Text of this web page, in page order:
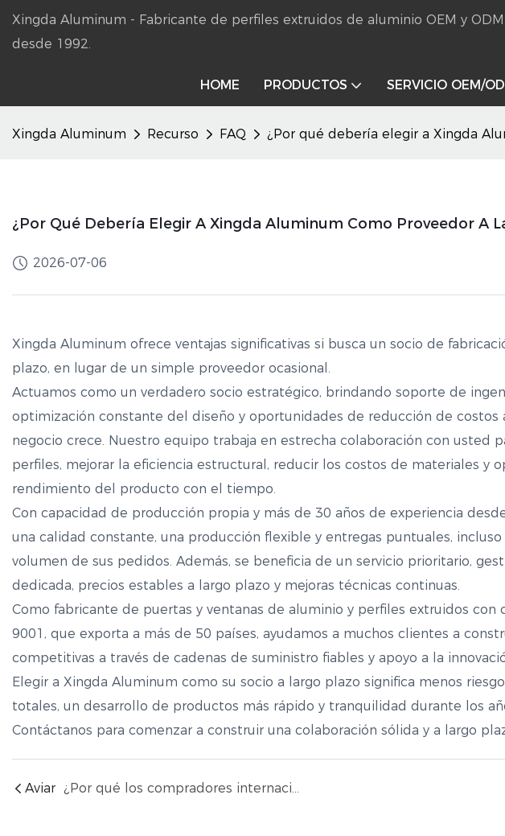
Xingda Aluminum - Fabricante de perfiles extruidos de aluminio OEM y ODM
desde 1992.
HOME PRODUCTOS SERVICIO OEM/
Xingda Aluminum Recurso FAQ ¿Por qué debería elegir a Xingda
¿Por Qué Debería Elegir A Xingda Aluminum Como Proveedor A
2026-07-06
Xingda Aluminum ofrece ventajas significativas si busca un socio de
plazo, en lugar de un simple proveedor ocasional.
Actuamos como un verdadero socio estratégico, brindando soporte de
optimización constante del diseño y oportunidades de reducción de costos
negocio crece. Nuestro equipo trabaja en estrecha colaboración con usted
perfiles, mejorar la eficiencia estructural, reducir los costos de materiales y
rendimiento del producto con el tiempo.
Con capacidad de producción propia y más de 30 años de experiencia
una calidad constante, una producción flexible y entregas puntuales, incluso
volumen de sus pedidos. Además, se beneficia de un servicio prioritario,
dedicada, precios estables a largo plazo y mejoras técnicas continuas.
Como fabricante de puertas y ventanas de aluminio y perfiles extruidos con
9001, que exporta a más de 50 países, ayudamos a muchos clientes a
competitivas a través de cadenas de suministro fiables y apoyo a la
Elegir a Xingda Aluminum como su socio a largo plazo significa menos
totales, un desarrollo de productos más rápido y tranquilidad durante los
Contáctanos para comenzar a construir una colaboración sólida y a largo
Aviar ¿Por qué los compradores internacionales siguen haciendo pedidos a Xingda Aluminum?